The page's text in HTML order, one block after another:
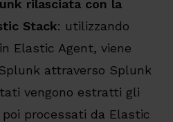
rilasciata con la
Stack: utilizzando
Elastic Agent, viene
attraverso Splunk
vengono estratti gli
processati da Elastic